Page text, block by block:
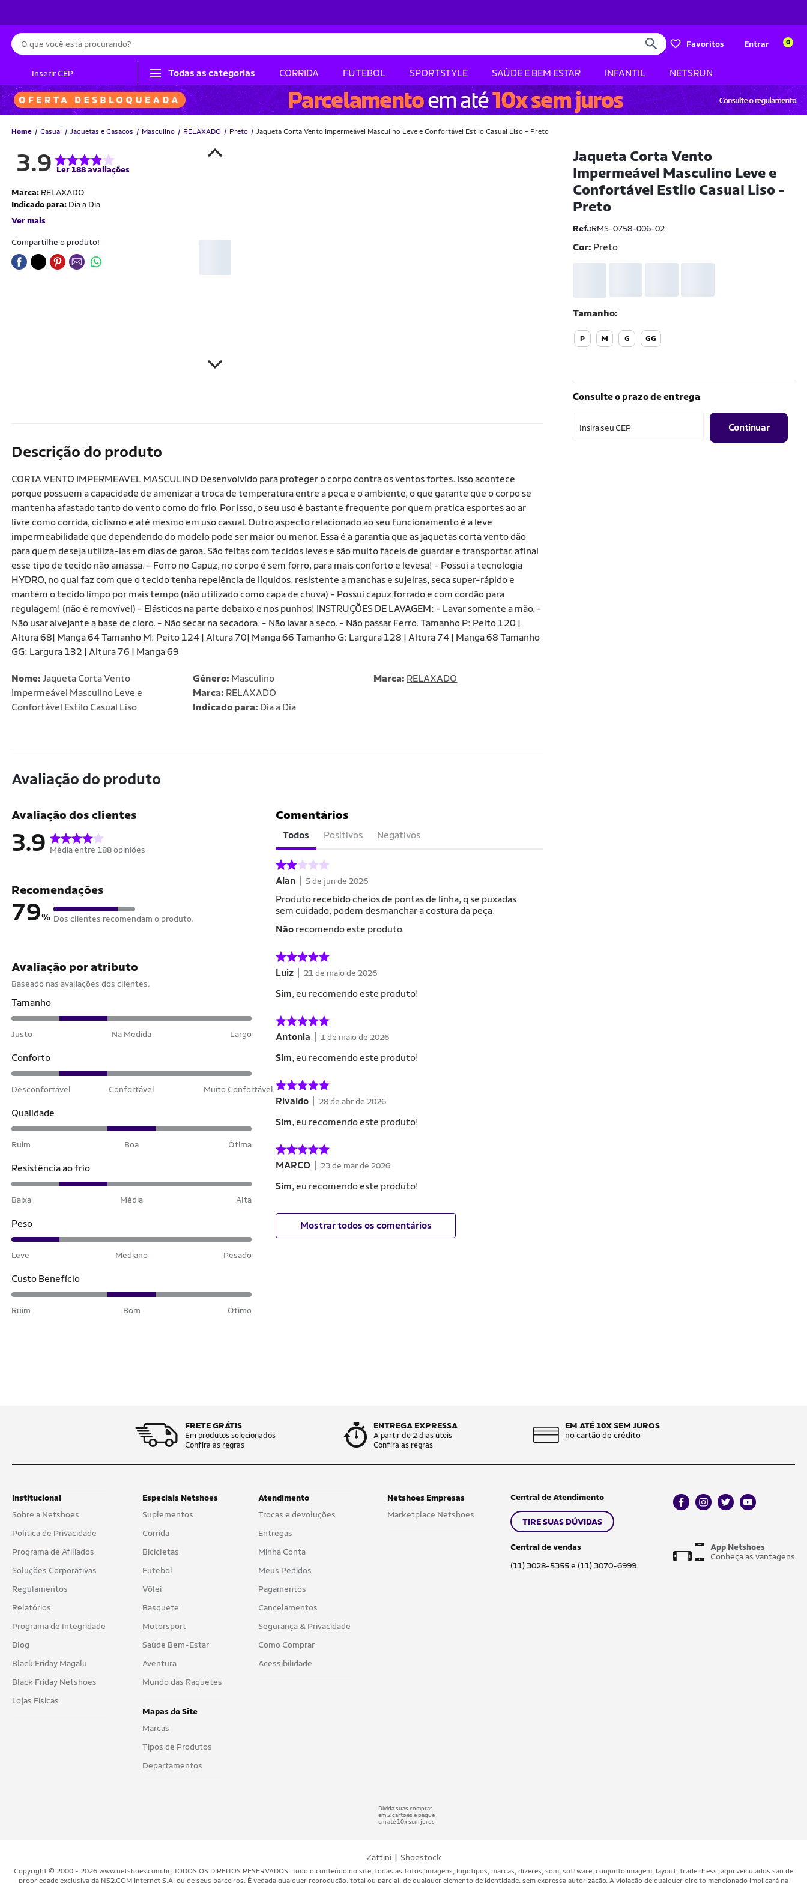
Busca
Favoritos Entrar 0
Inserir CEP Todas as categorias CORRIDA FUTEBOL SPORTSTYLE SAÚDE E BEM ESTAR INFANTIL NETSRUN
Home Casual Jaquetas e Casacos Masculino RELAXADO Preto Jaqueta Corta Vento Impermeável Masculino Leve e Confortável Estilo Casual Liso - Preto
3.9 Ler 188 avaliações
Marca: RELAXADO
Indicado para: Dia a Dia
Ver mais
Compartilhe o produto!
Jaqueta Corta Vento
Impermeável Masculino Leve e
Confortável Estilo Casual Liso -
Preto
Ref.:RMS-0758-006-02
Cor: Preto
Tamanho
P M G GG
Consulte o prazo de entrega
Insira seu CEP Continuar
Descrição do produto
CORTA VENTO IMPERMEAVEL MASCULINO Desenvolvido para proteger o corpo contra os ventos fortes. Isso acontece
porque possuem a capacidade de amenizar a troca de temperatura entre a peça e o ambiente, o que garante que o corpo se
mantenha afastado tanto do vento como do frio. Por isso, o seu uso é bastante frequente por quem pratica esportes ao ar
livre como corrida, ciclismo e até mesmo em uso casual. Outro aspecto relacionado ao seu funcionamento é a leve
impermeabilidade que dependendo do modelo pode ser maior ou menor. Essa é a garantia que as jaquetas corta vento dão
para quem deseja utilizá-las em dias de garoa. São feitas com tecidos leves e são muito fáceis de guardar e transportar, afinal
esse tipo de tecido não amassa. - Forro no Capuz, no corpo é sem forro, para mais conforto e levesa! - Possui a tecnologia
HYDRO, no qual faz com que o tecido tenha repelência de líquidos, resistente a manchas e sujeiras, seca super-rápido e
mantém o tecido limpo por mais tempo (não utilizado como capa de chuva) - Possui capuz forrado e com cordão para
regulagem! (não é removível) - Elásticos na parte debaixo e nos punhos! INSTRUÇÕES DE LAVAGEM: - Lavar somente a mão. -
Não usar alvejante a base de cloro. - Não secar na secadora. - Não lavar a seco. - Não passar Ferro. Tamanho P: Peito 120 |
Altura 68| Manga 64 Tamanho M: Peito 124 | Altura 70| Manga 66 Tamanho G: Largura 128 | Altura 74 | Manga 68 Tamanho
GG: Largura 132 | Altura 76 | Manga 69
Nome: Jaqueta Corta Vento
Impermeável Masculino Leve e
Confortável Estilo Casual Liso
Gênero: Masculino
Marca: RELAXADO
Indicado para: Dia a Dia
Marca: RELAXADO
Avaliação do produto
Avaliação dos clientes
3.9 Média entre 188 opiniões
Recomendações
79% Dos clientes recomendam o produto.
Avaliação por atributo
Baseado nas avaliações dos clientes.
Tamanho
Justo Na Medida Largo
Conforto
Desconfortável Confortável Muito Confortável
Qualidade
Ruim Boa Ótima
Resistência ao frio
Baixa Média Alta
Peso
Leve Mediano Pesado
Custo Benefício
Ruim Bom Ótimo
Comentários
Todos Positivos Negativos
Alan 5 de jun de 2026
Produto recebido cheios de pontas de linha, q se puxadas
sem cuidado, podem desmanchar a costura da peça.
Não recomendo este produto.
Luiz 21 de maio de 2026
Sim, eu recomendo este produto!
Antonia 1 de maio de 2026
Sim, eu recomendo este produto!
Rivaldo 28 de abr de 2026
Sim, eu recomendo este produto!
MARCO 23 de mar de 2026
Sim, eu recomendo este produto!
Mostrar todos os comentários
FRETE GRÁTIS
Em produtos selecionados
Confira as regras
ENTREGA EXPRESSA
A partir de 2 dias úteis
Confira as regras
EM ATÉ 10X SEM JUROS
no cartão de crédito
Institucional
Sobre a Netshoes
Política de Privacidade
Programa de Afiliados
Soluções Corporativas
Regulamentos
Relatórios
Programa de Integridade
Blog
Black Friday Magalu
Black Friday Netshoes
Lojas Físicas
Especiais Netshoes
Suplementos
Corrida
Bicicletas
Futebol
Vôlei
Basquete
Motorsport
Saúde Bem-Estar
Aventura
Mundo das Raquetes
Mapas do Site
Marcas
Tipos de Produtos
Departamentos
Atendimento
Trocas e devoluções
Entregas
Minha Conta
Meus Pedidos
Pagamentos
Cancelamentos
Segurança & Privacidade
Como Comprar
Acessibilidade
Netshoes Empresas
Marketplace Netshoes
Central de Atendimento
TIRE SUAS DÚVIDAS
Central de vendas
(11) 3028-5355 e (11) 3070-6999
facebookinstagram
twitteryoutube
App Netshoes
Conheça as vantagens
Divida suas compras
em 2 cartões e pague
em até 10x sem juros
Zattini | Shoestock
Copyright © 2000 - 2026 www.netshoes.com.br, TODOS OS DIREITOS RESERVADOS. Todo o conteúdo do site, todas as fotos, imagens, logotipos, marcas, dizeres, som, software, conjunto imagem, layout, trade dress, aqui veiculados são de
propriedade exclusiva da NS2.COM Internet S.A. ou de seus parceiros. É vedada qualquer reprodução, total ou parcial, de qualquer elemento de identidade, sem expressa autorização. A violação de qualquer direito mencionado implicará na